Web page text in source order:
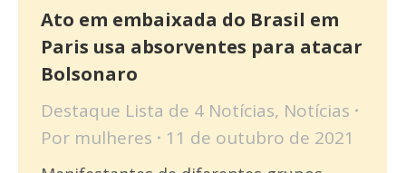
Ato em embaixada do Brasil em
Paris usa absorventes para atacar
Bolsonaro
Destaque Lista de 4 Notícias, Notícias
Por mulheres 11 de outubro de 2021